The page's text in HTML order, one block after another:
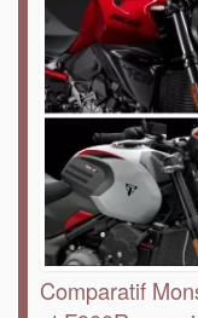
Comparatif